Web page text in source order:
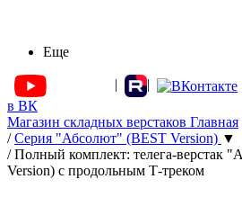
Еще
| |
в ВК
Магазин складных верстаков Главная
/ Серия "Абсолют" (BEST Version) ▼
/ Полный комплект: телега-верстак
Version) с продольным Т-треком